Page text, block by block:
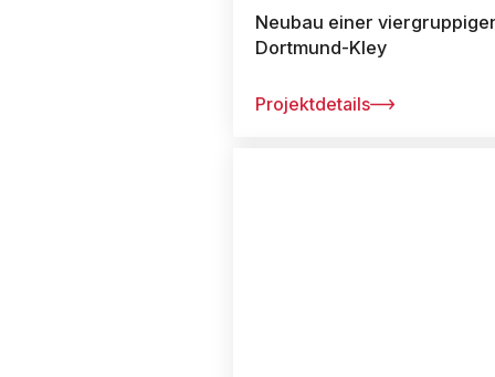
Neubau einer
Dortmund-Kley
Projektdetails